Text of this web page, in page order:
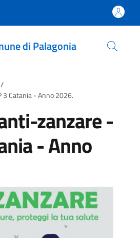
di Palagonia
/
3 Catania - Anno 2026.
zanzare -
- Anno